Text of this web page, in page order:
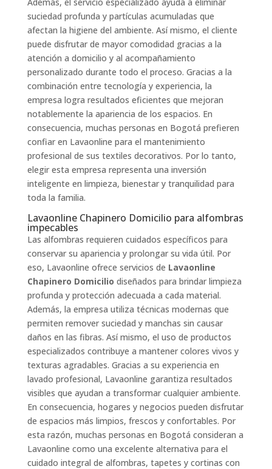
suciedad profunda y partículas acumuladas que
afectan la higiene del ambiente. Así mismo, el cliente
puede disfrutar de mayor comodidad gracias a la
atención a domicilio y al acompañamiento
personalizado durante todo el proceso. Gracias a la
combinación entre tecnología y experiencia, la
empresa logra resultados eficientes que mejoran
notablemente la apariencia de los espacios. En
consecuencia, muchas personas en Bogotá prefieren
confiar en Lavaonline para el mantenimiento
profesional de sus textiles decorativos. Por lo tanto,
elegir esta empresa representa una inversión
inteligente en limpieza, bienestar y tranquilidad para
toda la familia.
Lavaonline Chapinero Domicilio para alfombras
impecables
Las alfombras requieren cuidados específicos para
conservar su apariencia y prolongar su vida útil. Por
eso, Lavaonline ofrece servicios de Lavaonline
Chapinero Domicilio diseñados para brindar limpieza
profunda y protección adecuada a cada material.
Además, la empresa utiliza técnicas modernas que
permiten remover suciedad y manchas sin causar
daños en las fibras. Así mismo, el uso de productos
especializados contribuye a mantener colores vivos y
texturas agradables. Gracias a su experiencia en
lavado profesional, Lavaonline garantiza resultados
visibles que ayudan a transformar cualquier ambiente.
En consecuencia, hogares y negocios pueden disfrutar
de espacios más limpios, frescos y confortables. Por
esta razón, muchas personas en Bogotá consideran a
Lavaonline como una excelente alternativa para el
cuidado integral de alfombras, tapetes y cortinas con